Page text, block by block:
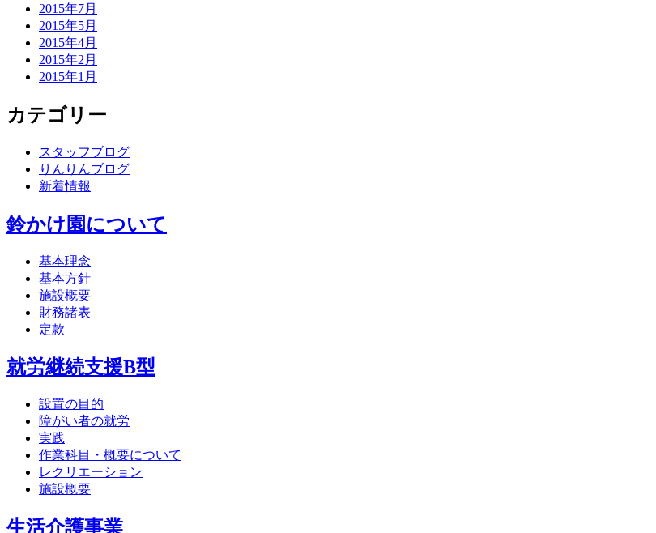
2015年7月
2015年5月
2015年4月
2015年2月
2015年1月
カテゴリー
スタッフブログ
りんりんブログ
新着情報
鈴かけ園について
基本理念
基本方針
施設概要
財務諸表
定款
就労継続支援B型
設置の目的
障がい者の就労
実践
作業科目・概要について
レクリエーション
施設概要
生活介護事業